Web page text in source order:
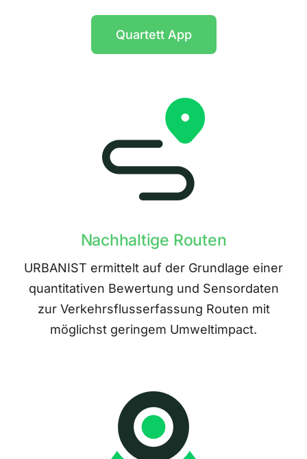
Quartett App
Nachhaltige Routen
URBANIST ermittelt auf der Grundlage einer
quantitativen Bewertung und Sensordaten
zur Verkehrsflusserfassung Routen mit
möglichst geringem Umweltimpact.